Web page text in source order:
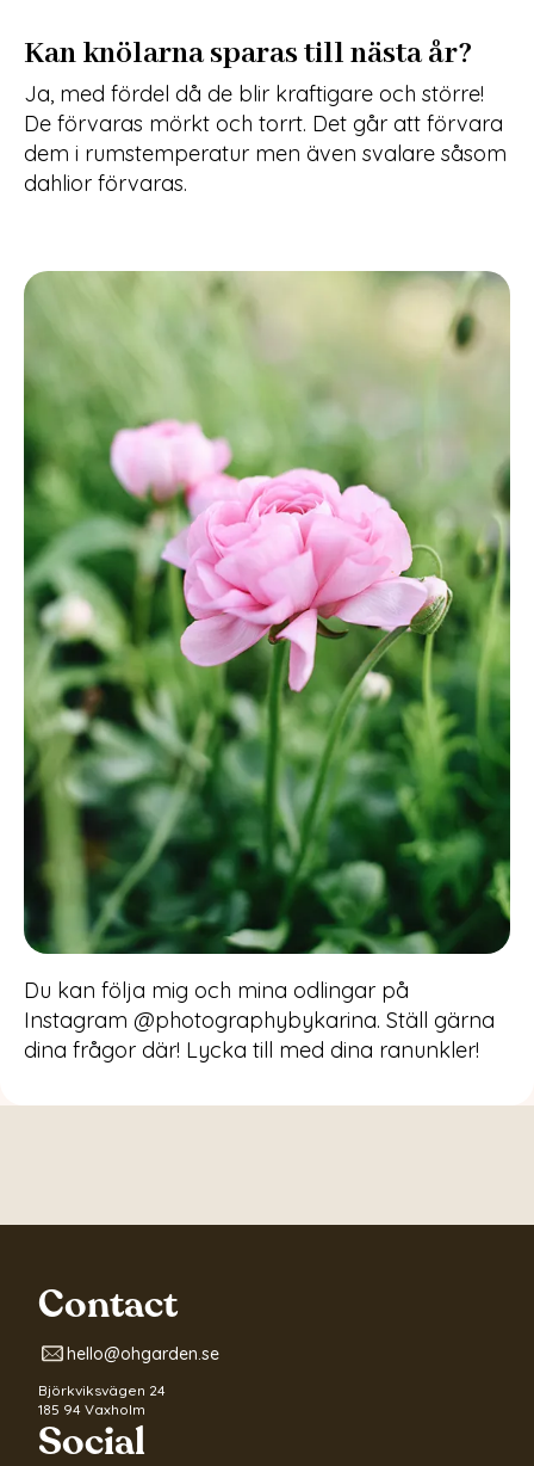
Kan knölarna sparas till nästa år?
Ja, med fördel då de blir kraftigare och större!
De förvaras mörkt och torrt. Det går att förvara
dem i rumstemperatur men även svalare såsom
dahlior förvaras.
Du kan följa mig och mina odlingar på
Instagram @photographybykarina. Ställ gärna
dina frågor där! Lycka till med dina ranunkler!
Contact
hello@ohgarden.se
Björkviksvägen 24
185 94 Vaxholm
Social